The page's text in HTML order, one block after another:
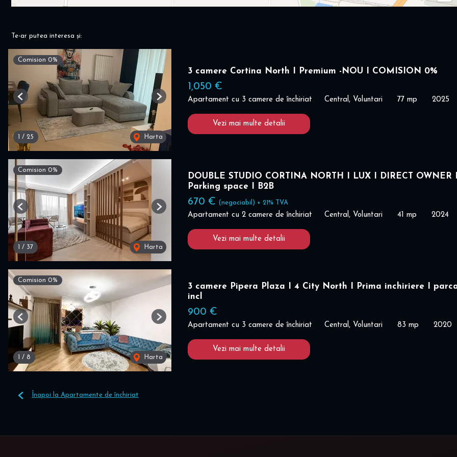
Te-ar putea interesa și:
Comision 0%
/ 25 Harta
Previous Next
3 camere Cortina North I Premium -NOU I COMISION 0%
1,050 €
Apartament cu 3 camere de închiriat Central, Voluntari 77 mp 2025
Vezi mai multe detalii
Comision 0%
/ 37 Harta
Previous Next
DOUBLE STUDIO CORTINA NORTH I LUX I DIRECT OWNER
Parking space I B2B
670 € (negociabil) + 21% TVA
Apartament cu 2 camere de închiriat Central, Voluntari 41 mp 2024
Vezi mai multe detalii
Comision 0%
/ 8 Harta
Previous Next
3 camere Pipera Plaza I 4 City North I Prima inchiriere I
incl
900 €
Apartament cu 3 camere de închiriat Central, Voluntari 83 mp 2020
Vezi mai multe detalii
Înapoi la Apartamente de închiriat